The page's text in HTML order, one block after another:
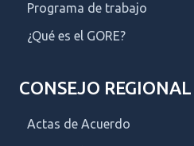
Programa de trabajo
¿Qué es el GORE?
CONSEJO REGIONAL
Actas de Acuerdo